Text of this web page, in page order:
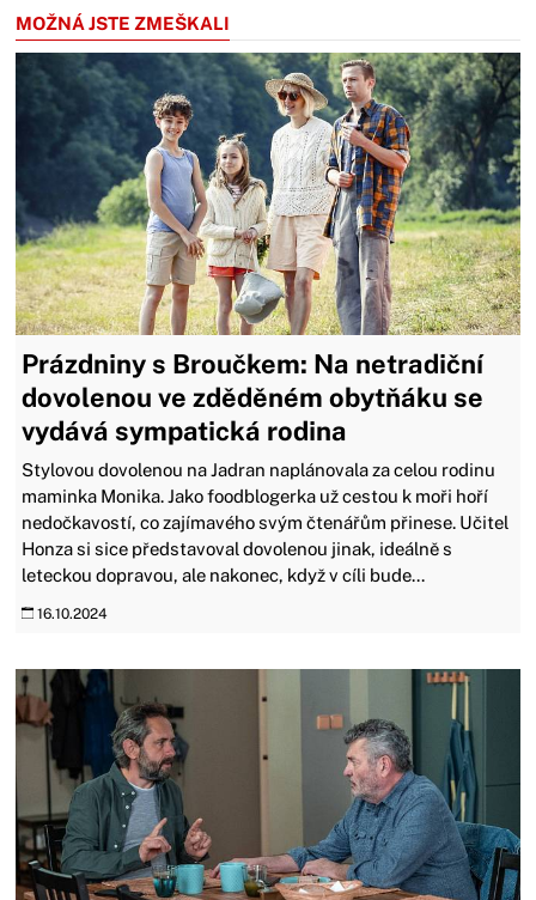
MOŽNÁ JSTE ZMEŠKALI
Prázdniny s Broučkem: Na netradiční
dovolenou ve zděděném obytňáku se
vydává sympatická rodina
Stylovou dovolenou na Jadran naplánovala za celou rodinu
maminka Monika. Jako foodblogerka už cestou k moři hoří
nedočkavostí, co zajímavého svým čtenářům přinese. Učitel
Honza si sice představoval dovolenou jinak, ideálně s
leteckou dopravou, ale nakonec, když v cíli bude...
16.10.2024